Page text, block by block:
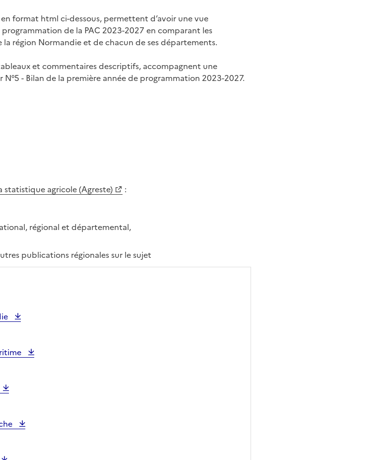
format html ci-dessous, permettent d’avoir une vue
de la PAC 2023-2027 en comparant les
la région Normandie et de chacun de ses départements.
et commentaires descriptifs, accompagnent une
- Bilan de la première année de programmation 2023-2027.
statistique agricole (Agreste)
:
régional et départemental,
publications régionales sur le sujet